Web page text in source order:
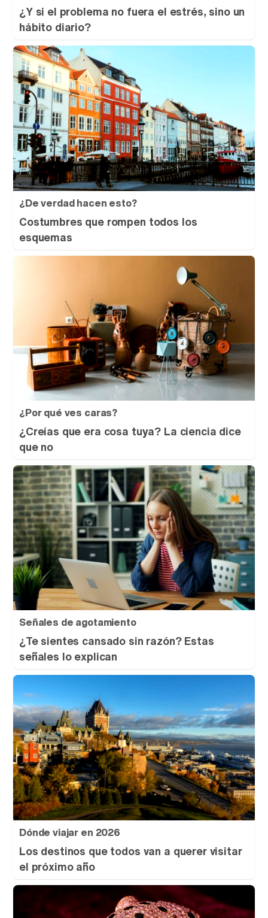
¿Y si el problema no fuera el estrés, sino un
hábito diario?
¿De verdad hacen esto?
Costumbres que rompen todos los
esquemas
¿Por qué ves caras?
¿Creías que era cosa tuya? La ciencia dice
que no
Señales de agotamiento
¿Te sientes cansado sin razón? Estas
señales lo explican
Dónde viajar en 2026
Los destinos que todos van a querer visitar
el próximo año